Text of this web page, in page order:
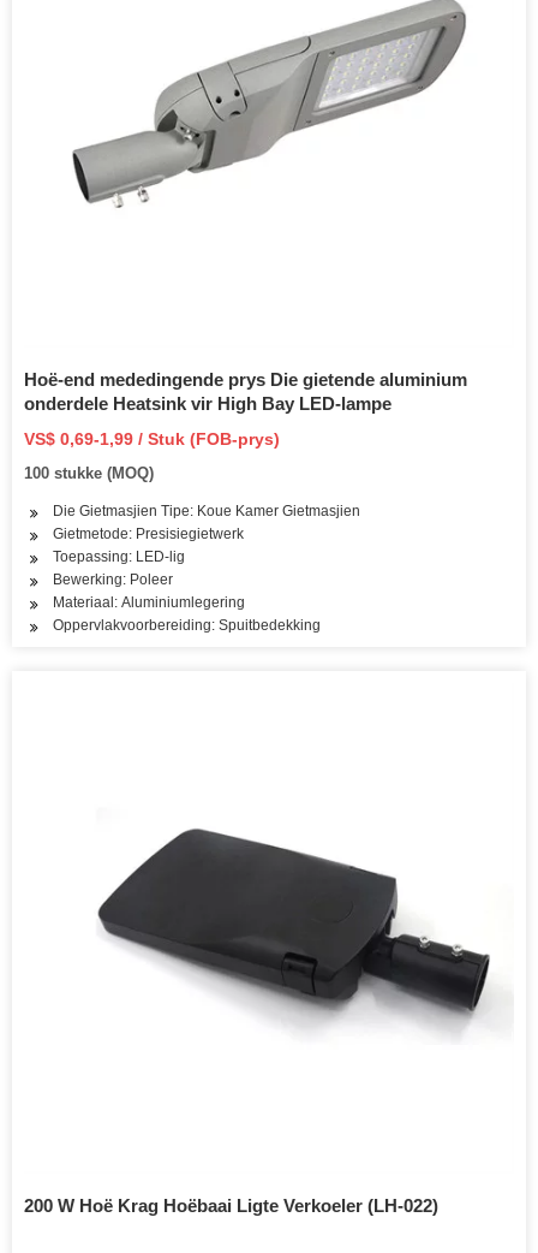
Hoë-end mededingende prys Die gietende aluminium
onderdele Heatsink vir High Bay LED-lampe
VS$ 0,69-1,99 / Stuk (FOB-prys)
100 stukke (MOQ)
Die Gietmasjien Tipe: Koue Kamer Gietmasjien
Gietmetode: Presisiegietwerk
Toepassing: LED-lig
Bewerking: Poleer
Materiaal: Aluminiumlegering
Oppervlakvoorbereiding: Spuitbedekking
200 W Hoë Krag Hoëbaai Ligte Verkoeler (LH-022)